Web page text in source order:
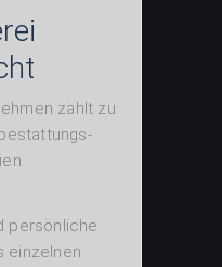
zählt zu
persönliche
einzelnen